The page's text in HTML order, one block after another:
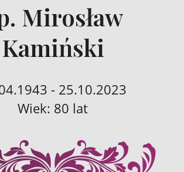
Mirosław
Kamiński
- 25.10.2023
Wiek: 80 lat